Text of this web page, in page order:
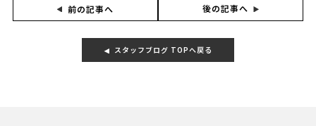
前の記事へ 後の記事へ
スタッフブログ TOPへ戻る